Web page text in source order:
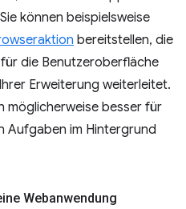
können beispielsweise
bereitstellen, die
die Benutzeroberfläche
Erweiterung weiterleitet.
möglicherweise besser für
Aufgaben im Hintergrund
Webanwendung